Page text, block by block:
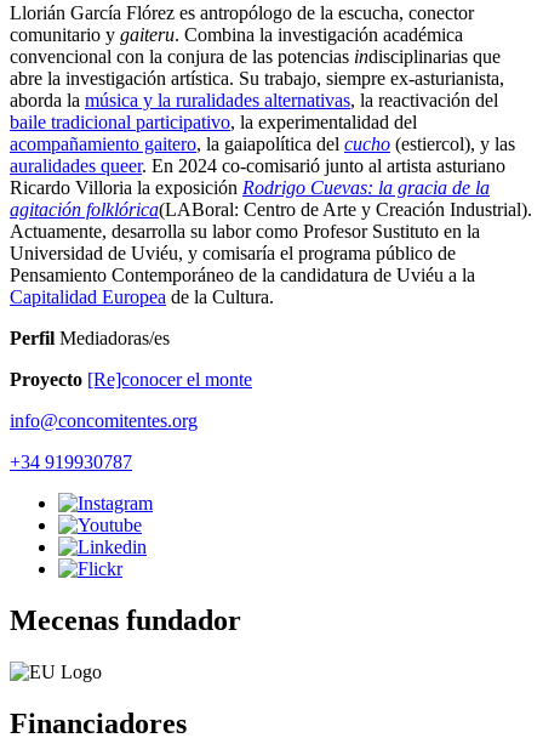
Llorián García Flórez es antropólogo de la escucha, conector
comunitario y gaiteru. Combina la investigación académica
convencional con la conjura de las potencias indisciplinarias que
abre la investigación artística. Su trabajo, siempre ex-asturianista,
aborda la música y la ruralidades alternativas, la reactivación del
baile tradicional participativo, la experimentalidad del
acompañamiento gaitero, la gaiapolítica del cucho (estiercol), y las
auralidades queer. En 2024 co-comisarió junto al artista asturiano
Ricardo Villoria la exposición Rodrigo Cuevas: la gracia de la
agitación folklórica(LABoral: Centro de Arte y Creación Industrial).
Actuamente, desarrolla su labor como Profesor Sustituto en la
Universidad de Uviéu, y comisaría el programa público de
Pensamiento Contemporáneo de la candidatura de Uviéu a la
Capitalidad Europea de la Cultura.
Perfil Mediadoras/es
Proyecto [Re]conocer el monte
info@concomitentes.org
+34 919930787
Mecenas fundador
Financiadores